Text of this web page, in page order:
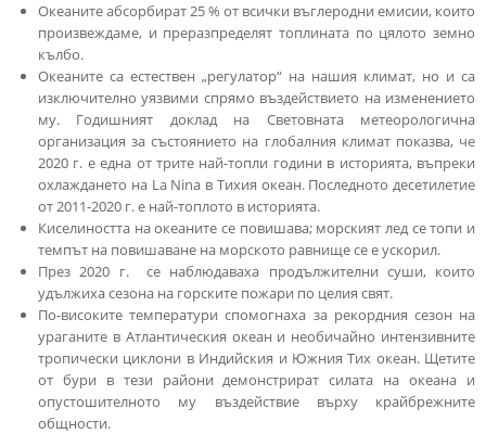
Океаните абсорбират 25 % от всички въглеродни емисии, които
произвеждаме, и преразпределят топлината по цялото земно
кълбо.
Океаните са естествен „регулатор“ на нашия климат, но и са
изключително уязвими спрямо въздействието на изменението
му. Годишният доклад на Световната метеорологична
организация за състоянието на глобалния климат показва, че
2020 г. е една от трите най-топли години в историята, въпреки
охлаждането на La Nina в Тихия океан. Последното десетилетие
от 2011-2020 г. е най-топлото в историята.
Киселиността на океаните се повишава; морският лед се топи и
темпът на повишаване на морското равнище се е ускорил.
През 2020 г. се наблюдаваха продължителни суши, които
удължиха сезона на горските пожари по целия свят.
По-високите температури спомогнаха за рекордния сезон на
ураганите в Атлантическия океан и необичайно интензивните
тропически циклони в Индийския и Южния Тих океан. Щетите
от бури в тези райони демонстрират силата на океана и
опустошителното му въздействие върху крайбрежните
общности.